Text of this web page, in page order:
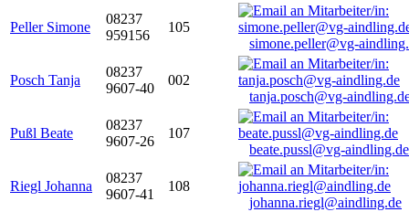
Peller Simone
08237
959156
105
simone.peller@vg-
Posch Tanja
08237
9607-40
002
tanja.posch@vg-
Pußl Beate
08237
9607-26
107
beate.pussl@vg-aindling.de
Riegl Johanna
08237
9607-41
108
johanna.riegl@aindling.de